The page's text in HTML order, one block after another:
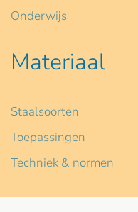
Onderwijs
Materiaal
Staalsoorten
Toepassingen
Techniek & normen